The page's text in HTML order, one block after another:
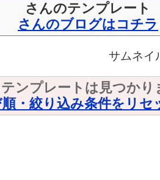
さんのテンプレート
さんのブログはコチラ
サムネイ
ンプレートは見つかり
・絞り込み条件をリセ